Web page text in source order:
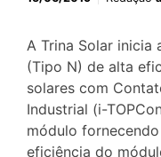
A Trina Solar inicia
(Tipo N) de alta
solares com
Industrial (i-
módulo
eficiência do